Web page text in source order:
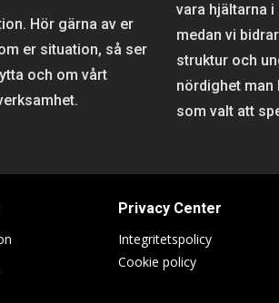
Hör gärna av er
er situation, så ser
och om vårt
vara hjältarna
medan vi
struktur och
nördighet
som valt att
Privacy Center
Integritetspolicy
Cookie policy